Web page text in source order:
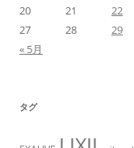
20
21 22
27
28 29
« 5月
タグ